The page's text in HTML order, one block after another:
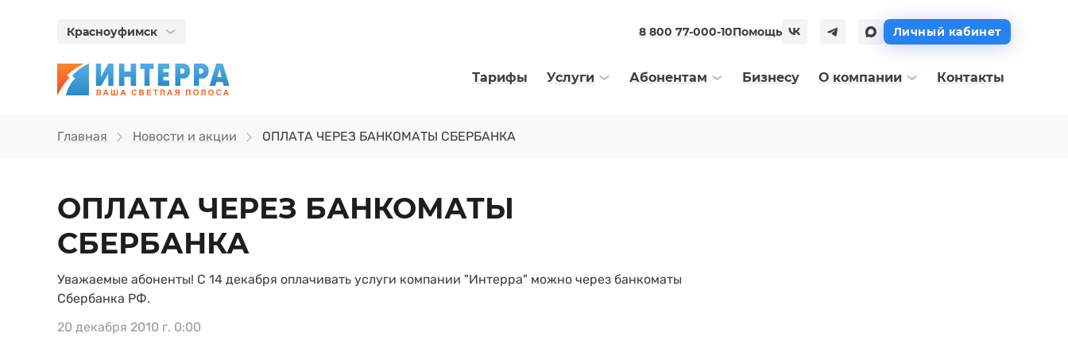
Красноуфимск 8 800 77-000-10Помощь Личный кабинет
Тарифы Услуги Абонентам Бизнесу О компании Контакты
Главная Новости и акции ОПЛАТА ЧЕРЕЗ БАНКОМАТЫ СБЕРБАНКА
ОПЛАТА ЧЕРЕЗ БАНКОМАТЫ
СБЕРБАНКА
Уважаемые абоненты! С 14 декабря оплачивать услуги компании "Интерра" можно через банкоматы
Сбербанка РФ.
20 декабря 2010 г. 0:00